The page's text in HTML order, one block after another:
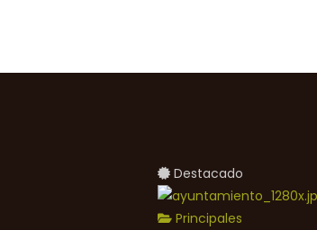
Destacado
Principales